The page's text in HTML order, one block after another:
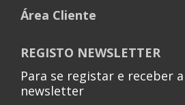
Área Cliente
REGISTO NEWSLETTER
Para se registar e receber
newsletter